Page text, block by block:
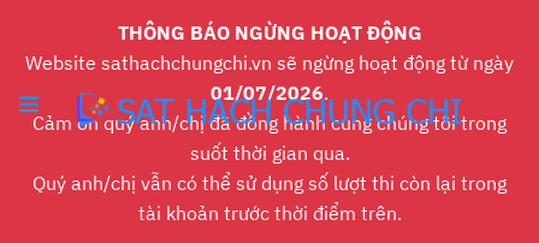
THÔNG BÁO NGỪNG HOẠT ĐỘNG
Website sathachchungchi.vn sẽ ngừng hoạt động từ ngày
01/07/2026.
Cảm ơn quý anh/chị đã đồng hành cùng chúng tôi trong
suốt thời gian qua.
Quý anh/chị vẫn có thể sử dụng số lượt thi còn lại trong
tài khoản trước thời điểm trên.